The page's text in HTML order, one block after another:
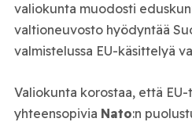
valiokunta muodosti
valtioneuvosto hyödyntää
valmistelussa EU-käsittelyä
Valiokunta korostaa, että
yhteensopivia Nato:n